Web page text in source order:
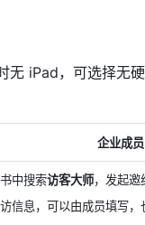
无 iPad，可选择无
企业成员
中搜索访客大师，发起邀
信息，可以由成员填写